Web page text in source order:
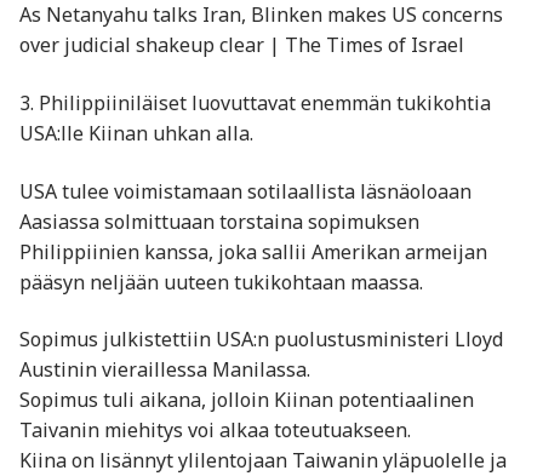
As Netanyahu talks Iran, Blinken makes US concerns
over judicial shakeup clear | The Times of Israel
3. Philippiiniläiset luovuttavat enemmän tukikohtia
USA:lle Kiinan uhkan alla.
USA tulee voimistamaan sotilaallista läsnäoloaan
Aasiassa solmittuaan torstaina sopimuksen
Philippiinien kanssa, joka sallii Amerikan armeijan
pääsyn neljään uuteen tukikohtaan maassa.
Sopimus julkistettiin USA:n puolustusministeri Lloyd
Austinin vieraillessa Manilassa.
Sopimus tuli aikana, jolloin Kiinan potentiaalinen
Taivanin miehitys voi alkaa toteutuakseen.
Kiina on lisännyt ylilentojaan Taiwanin yläpuolelle ja